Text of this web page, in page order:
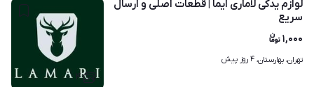
۴
لوازم یدکی لاماری ایما | قطعات اصلی و ارسال
سریع
۱,۰۰۰
تهران، بهارستان، ۴ روز پیش